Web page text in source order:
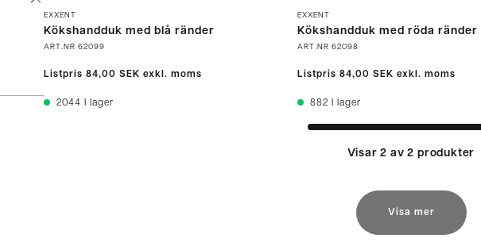
EXXENT
Kökshandduk med blå ränder
ART.NR 62099
Listpris 84,00 SEK exkl. moms
2044 I lager
EXXENT
Kökshandduk med röda ränder
ART.NR 62098
Listpris 84,00 SEK exkl. moms
882 I lager
Visar 2 av 2 produkter
Visa mer